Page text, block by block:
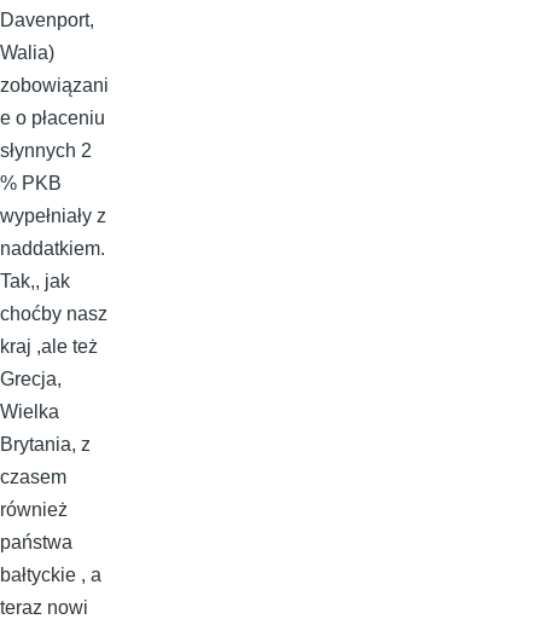
Davenport,
Walia)
zobowiązani
e o płaceniu
słynnych 2
% PKB
wypełniały z
naddatkiem.
Tak,, jak
choćby nasz
kraj ,ale też
Grecja,
Wielka
Brytania, z
czasem
również
państwa
bałtyckie , a
teraz nowi